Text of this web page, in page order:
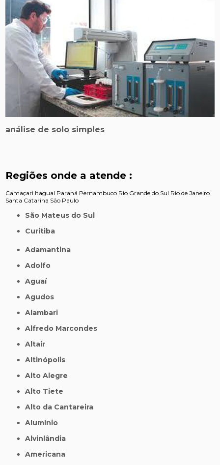
análise de solo simples
Regiões onde a atende :
Camaçari Itaguaí Paraná Pernambuco Rio Grande do Sul Rio de Janeiro
Santa Catarina São Paulo
São Mateus do Sul
Curitiba
Adamantina
Adolfo
Aguaí
Agudos
Alambari
Alfredo Marcondes
Altair
Altinópolis
Alto Alegre
Alto Tiete
Alto da Cantareira
Alumínio
Alvinlândia
Americana